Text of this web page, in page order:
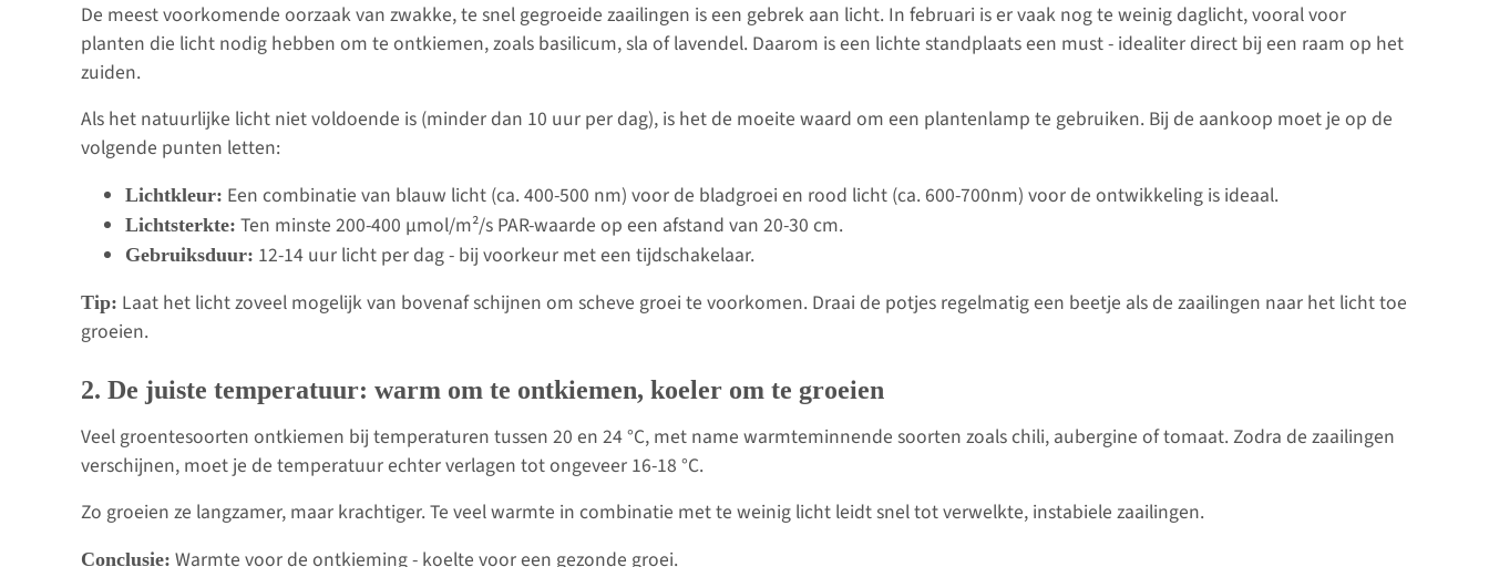
De meest voorkomende oorzaak van zwakke, te snel gegroeide zaailingen is een gebrek aan licht. In februari is er vaak nog te weinig daglicht, vooral voor
planten die licht nodig hebben om te ontkiemen, zoals basilicum, sla of lavendel. Daarom is een lichte standplaats een must - idealiter direct bij een raam op het
zuiden.
Als het natuurlijke licht niet voldoende is (minder dan 10 uur per dag), is het de moeite waard om een plantenlamp te gebruiken. Bij de aankoop moet je op de
volgende punten letten:
Lichtkleur: Een combinatie van blauw licht (ca. 400-500 nm) voor de bladgroei en rood licht (ca. 600-700nm) voor de ontwikkeling is ideaal.
Lichtsterkte: Ten minste 200-400 µmol/m²/s PAR-waarde op een afstand van 20-30 cm.
Gebruiksduur: 12-14 uur licht per dag - bij voorkeur met een tijdschakelaar.
Tip: Laat het licht zoveel mogelijk van bovenaf schijnen om scheve groei te voorkomen. Draai de potjes regelmatig een beetje als de zaailingen naar het licht toe
groeien.
2. De juiste temperatuur: warm om te ontkiemen, koeler om te groeien
Veel groentesoorten ontkiemen bij temperaturen tussen 20 en 24 °C, met name warmteminnende soorten zoals chili, aubergine of tomaat. Zodra de zaailingen
verschijnen, moet je de temperatuur echter verlagen tot ongeveer 16-18 °C.
Zo groeien ze langzamer, maar krachtiger. Te veel warmte in combinatie met te weinig licht leidt snel tot verwelkte, instabiele zaailingen.
Conclusie: Warmte voor de ontkieming - koelte voor een gezonde groei.